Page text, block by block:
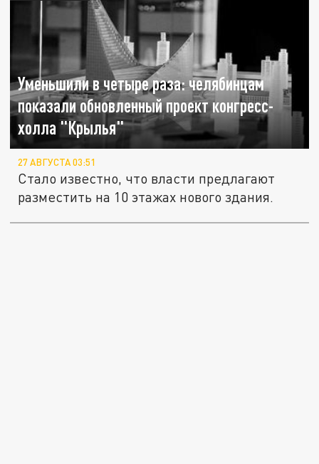
Уменьшили в четыре раза: челябинцам
показали обновленный проект конгресс-
холла "Крылья"
27 АВГУСТА 03:51
Стало известно, что власти предлагают
разместить на 10 этажах нового здания.